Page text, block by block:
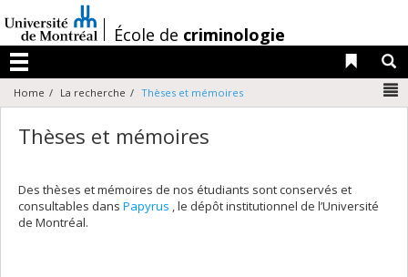
au
contenu
/École de criminologie
Menu
Liens
Home La recherche Thèses et mémoires
Thèses et mémoires
Des thèses et mémoires de nos étudiants sont conservés et
consultables dans Papyrus , le dépôt institutionnel de l’Université
de Montréal.